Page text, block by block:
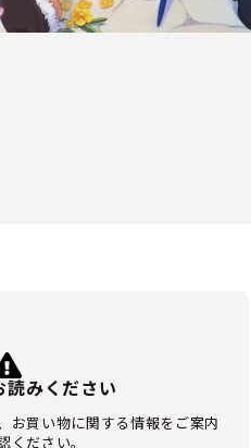
読みください
お買い物に関する情報をご案内
ください。